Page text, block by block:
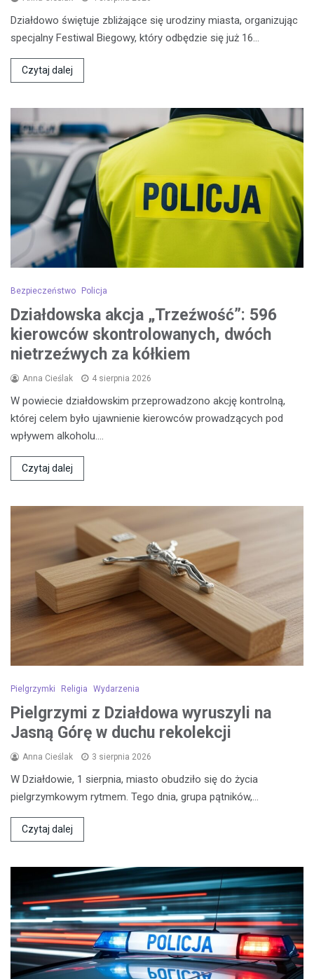
Działdowo świętuje zbliżające się urodziny miasta, organizując
specjalny Festiwal Biegowy, który odbędzie się już 16…
Czytaj dalej
Bezpieczeństwo Policja
Działdowska akcja „Trzeźwość”: 596
kierowców skontrolowanych, dwóch
nietrzeźwych za kółkiem
Anna Cieślak 4 sierpnia 2026
W powiecie działdowskim przeprowadzono akcję kontrolną,
której celem było ujawnienie kierowców prowadzących pod
wpływem alkoholu.…
Czytaj dalej
Pielgrzymki Religia Wydarzenia
Pielgrzymi z Działdowa wyruszyli na
Jasną Górę w duchu rekolekcji
Anna Cieślak 3 sierpnia 2026
W Działdowie, 1 sierpnia, miasto obudziło się do życia
pielgrzymkowym rytmem. Tego dnia, grupa pątników,…
Czytaj dalej